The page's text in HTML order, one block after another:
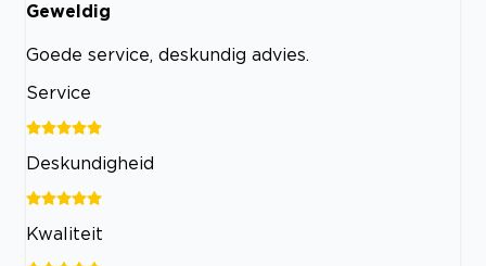
Geweldig
Goede service, deskundig advies.
Service
Deskundigheid
Kwaliteit